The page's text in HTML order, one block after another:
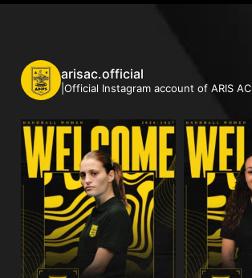
arisac.official
|Official Instagram account of ARIS AC|